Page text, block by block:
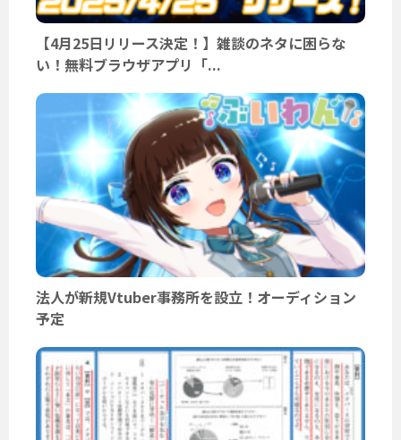
【4月25日リリース決定！】雑談のネタに困らな
い！無料ブラウザアプリ「...
法人が新規Vtuber事務所を設立！オーディション
予定